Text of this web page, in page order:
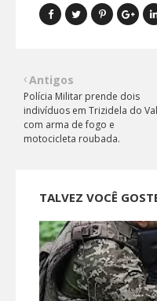
Antigos
Polícia Militar prende dois
indivíduos em Trizidela do
com arma de fogo e
motocicleta roubada.
TALVEZ VOCÊ